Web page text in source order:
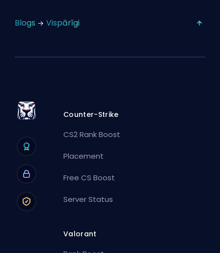
Blogs Vispārīgi
Counter-Strike
CS2 Rank Boost
Placement
Free CS Boost
Server Status
Valorant